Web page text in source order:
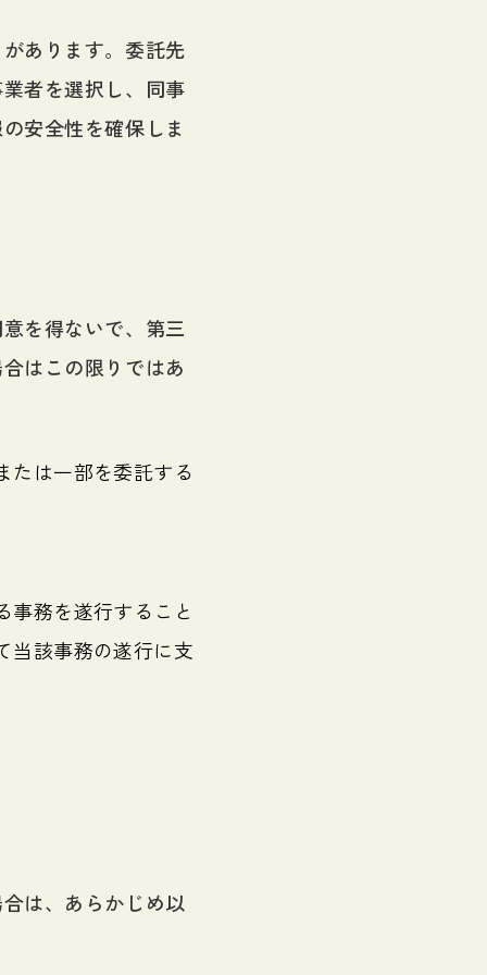
あります。委託先
者を選択し、同事
安全性を確保しま
を得ないで、第三
はこの限りではあ
たは一部を委託する
事務を遂行すること
当該事務の遂行に支
は、あらかじめ以